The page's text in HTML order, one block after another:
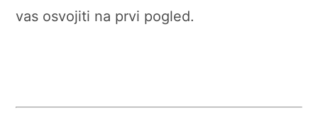
vas osvojiti na prvi pogled.